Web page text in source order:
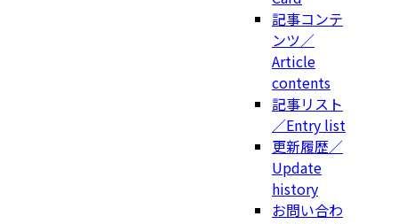
記事コンテ
ンツ／
Article
contents
記事リスト
／Entry list
更新履歴／
Update
history
お問い合わ